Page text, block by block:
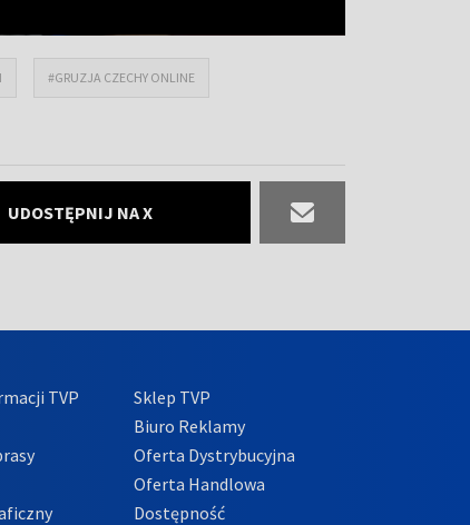
#GRUZJA CZECHY ONLINE
UDOSTĘPNIJ NA X
TVP
Sklep TVP
Biuro Reklamy
Oferta Dystrybucyjna
Oferta Handlowa
Dostępność